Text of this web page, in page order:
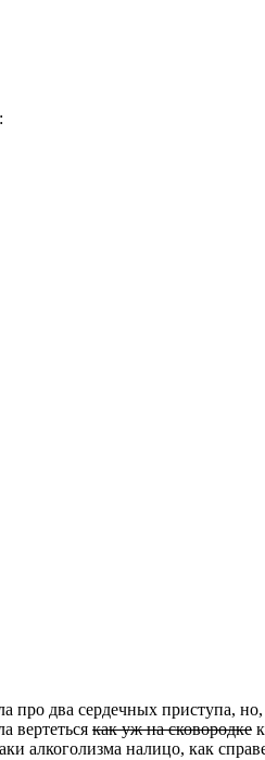
про два сердечных приступа,
вертеться как уж на сковородке
алкоголизма налицо, как